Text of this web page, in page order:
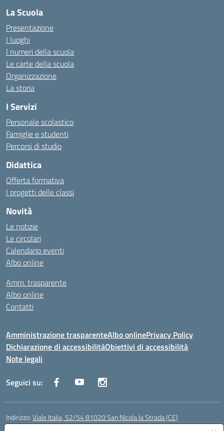
La Scuola
Presentazione
I luoghi
I numeri della scuola
Le carte della scuola
Organizzazione
La storia
I Servizi
Personale scolastico
Famiglie e studenti
Percorsi di studio
Didattica
Offerta formativa
I progetti delle classi
Novità
Le notizie
Le circolari
Calendario eventi
Albo online
Amm. trasparente
Albo online
Contatti
Amministrazione trasparenteAlbo onlinePrivacy Policy
Dichiarazione di accessibilitàObiettivi di accessibilità
Note legali
Seguici su:
Indirizzo:Viale Italia, 52/54 81020 San Nicola la Strada (CE)
Centralino: